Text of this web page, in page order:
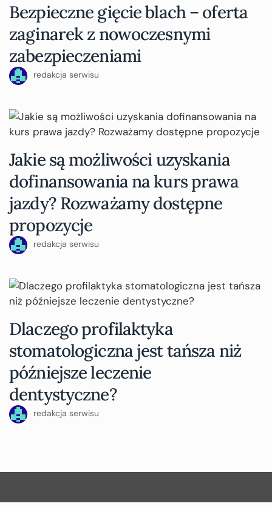
Bezpieczne gięcie blach – oferta
zaginarek z nowoczesnymi
zabezpieczeniami
redakcja serwisu
Jakie są możliwości uzyskania
dofinansowania na kurs prawa
jazdy? Rozważamy dostępne
propozycje
redakcja serwisu
Dlaczego profilaktyka
stomatologiczna jest tańsza niż
późniejsze leczenie
dentystyczne?
redakcja serwisu